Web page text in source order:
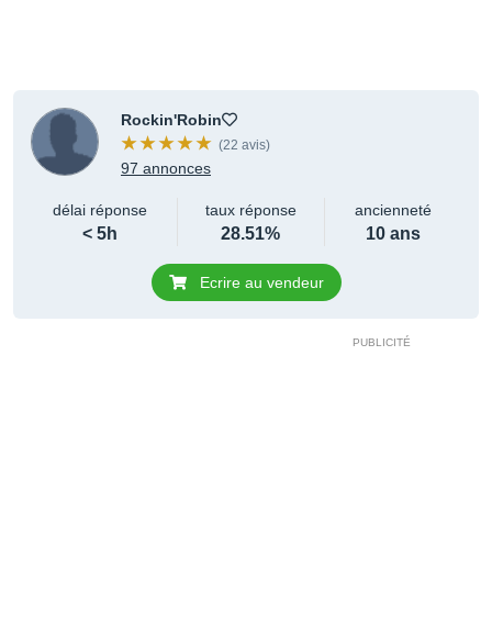
Rockin'Robin
(22 avis)
97 annonces
délai réponse
< 5h
taux réponse
28.51%
ancienneté
10 ans
Ecrire au vendeur